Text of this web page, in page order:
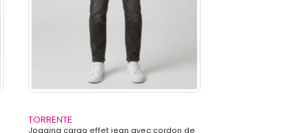
TORRENTE
Jogging cargo effet jean avec cordon de